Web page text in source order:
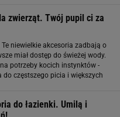
zwierząt. Twój pupil ci za
niewielkie akcesoria zadbają o
miał dostęp do świeżej wody.
potrzeby kocich instynktów -
do częstszego picia i większych
do łazienki. Umilą i